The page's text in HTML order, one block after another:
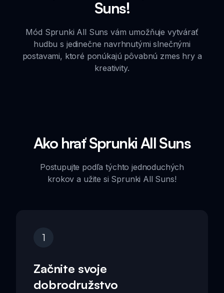
Suns!
Mód Sprunki All Suns vám umožňuje vytvárať
hudbu s jedinečne navrhnutými slnečnými
postavami, ktoré ponúkajú pôvabnú zmes hry a
kreativity.
Ako hrať Sprunki All Suns
Postupujte podľa týchto jednoduchých
krokov a užite si Sprunki All Suns!
1
Začnite svoje
dobrodružstvo